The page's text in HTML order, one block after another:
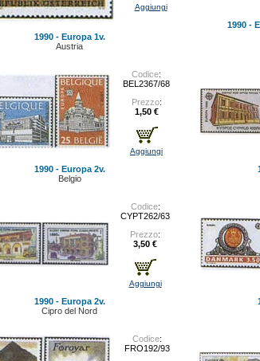
Aggiungi
1990 - Europa 1v.
Austria
1990 -
Codice:
BEL2367/68
Prezzo:
1,50 €
Aggiungi
1990 - Europa 2v.
Belgio
Codice:
CYPT262/63
Prezzo:
3,50 €
Aggiungi
1990 - Europa 2v.
Cipro del Nord
Codice:
FRO192/93